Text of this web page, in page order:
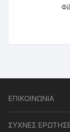
ΕΠΙΚΟΙΝΩΝΙΑ
ΣΥΧΝΕΣ